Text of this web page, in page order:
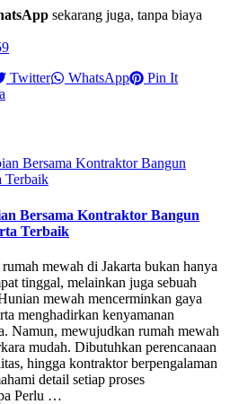
sekarang juga, tanpa biaya
Twitter WhatsApp
Pin It
Bersama Kontraktor Bangun
Terbaik
mewah di Jakarta bukan hanya
tinggal, melainkan juga sebuah
mewah mencerminkan gaya
menghadirkan kenyamanan
Namun, mewujudkan rumah mewah
mudah. Dibutuhkan perencanaan
hingga kontraktor berpengalaman
detail setiap proses
Perlu …